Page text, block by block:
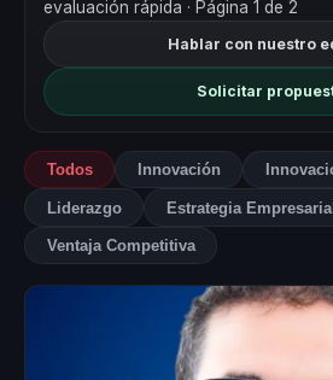
evaluación rápida · Página 1 de 2
Hablar con nuestro
Solicitar
Todos Innovación
Liderazgo Estrategia
Ventaja Competitiva